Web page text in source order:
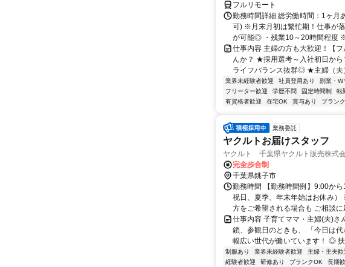
フルリモート
勤務時間詳細 総労働時間：1ヶ月
可) ※月末月初は繁忙期！仕事が
が可能◎ ・残業10～20時間程度
仕事内容 主婦の方も大歓迎！【
んか？ ★採用選考～入社初日か
ライフバランス抜群◎ ★主婦（夫
業界未経験者歓迎 社員登用あり 副業・W
フリーター歓迎
学歴不問 固定時間制 転
有資格者歓迎
在宅OK 賞与あり ブラン
業務委託
ヤクルトお届けスタッフ
ヤクルト 千葉県ヤクルト販売株式
完全歩合制
千葉県銚子市
勤務時間 【勤務時間例】9:00か
祝日、夏季、年末年始はお休み
方をご希望される場合も ご相談に
仕事内容 子育てママ・主婦(夫)さ
鎖、参観日のときも、 「今日は
幅広い世代が働いています！ ◎
制服あり 業界未経験者歓迎 主婦・主夫歓
経験者歓迎
研修あり ブランクOK 長期